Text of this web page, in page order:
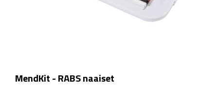
Drinkglazen
MendKit - RABS naaiset